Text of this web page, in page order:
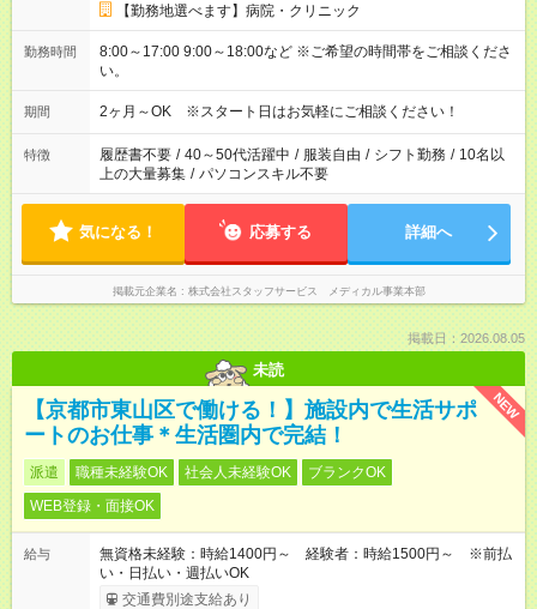
【勤務地選べます】病院・クリニック
勤務時間
8:00～17:00 9:00～18:00など ※ご希望の時間帯をご相談くださ
い。
期間 2ヶ月～OK ※スタート日はお気軽にご相談ください！
特徴 履歴書不要 / 40～50代活躍中 / 服装自由 / シフト勤務 / 10名以
上の大量募集 / パソコンスキル不要
気になる！ 応募する 詳細へ
掲載元企業名 株式会社スタッフサービス メディカル事業本部
掲載日：2026.08.05
未読
NEW
【京都市東山区で働ける！】施設内で生活サポ
ートのお仕事＊生活圏内で完結！
派遣 職種未経験OK 社会人未経験OK
ブランクOK
WEB登録・面接OK
給与
無資格未経験：時給1400円～ 経験者：時給1500円～ ※前払
い・日払い・週払いOK
交通費別途支給あり